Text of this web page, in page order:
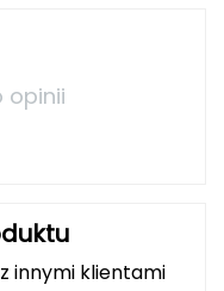
opinii
innymi klientami